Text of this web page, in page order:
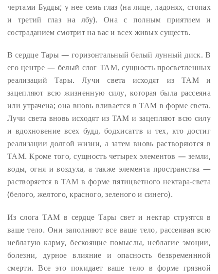
чертами Будды; у нее семь глаз (на лице, ладонях, стопах
и третий глаз на лбу). Она с полным приятием и
состраданием смотрит на вас и всех живых существ.
В сердце Тары — горизонтальный белый лунный диск. В
его центре — белый слог ТАМ, сущность просветленных
реализаций Тары. Лучи света исходят из ТАМ и
зацепляют всю жизненную силу, которая была рассеяна
или утрачена; она вновь вливается в ТАМ в форме света.
Лучи света вновь исходят из ТАМ и зацепляют всю силу
и вдохновение всех будд, бодхисаттв и тех, кто достиг
реализации долгой жизни, а затем вновь растворяются в
ТАМ. Кроме того, сущность четырех элементов — земли,
воды, огня и воздуха, а также элемента пространства —
растворяется в ТАМ в форме пятицветного нектара-света
(белого, желтого, красного, зеленого и синего).
Из слога ТАМ в сердце Тары свет и нектар струятся в
ваше тело. Они заполняют все ваше тело, рассеивая всю
неблагую карму, бескоящие помыслы, неблагие эмоции,
болезни, дурное влияние и опасность безвременнной
смерти. Все это покидает ваше тело в форме грязной